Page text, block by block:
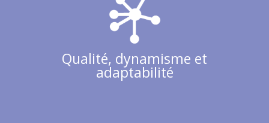
Qualité, dynamisme et
adaptabilité